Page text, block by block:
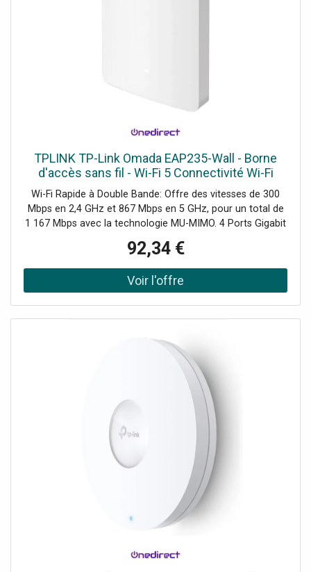
TPLINK TP-Link Omada EAP235-Wall - Borne
d'accès sans fil - Wi-Fi 5 Connectivité Wi-Fi
rapide et fiable pour répondre à vos besoins de
réseau.
Wi-Fi Rapide à Double Bande: Offre des vitesses de 300
Mbps en 2,4 GHz et 867 Mbps en 5 GHz, pour un total de
1 167 Mbps avec la technologie MU-MIMO. 4 Ports Gigabit
prenant en charge le PoE pour alimenter des appareils
câblés. Intégré dans Omada SDN: Permet la mise en
service sans intervention (ZTP), une gestion centralisée
dans le cloud et une surveillance intelligente. Demander un
92,34 €